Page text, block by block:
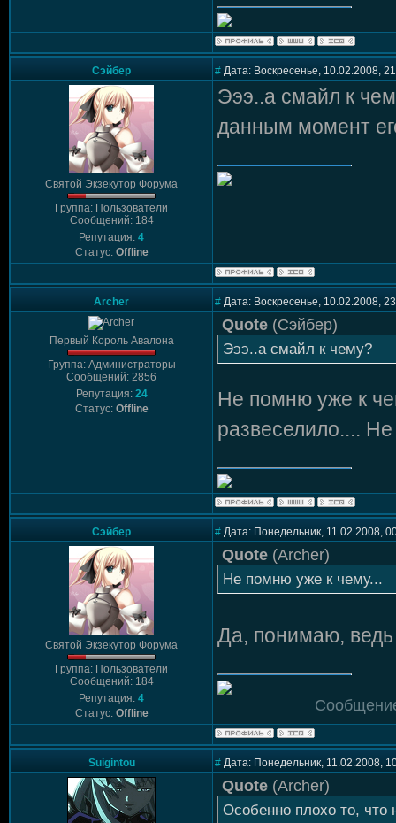
Сэйбер # Дата: Воскресенье, 10.02.2008,
Святой Экзекутор Форума
Группа: Пользователи
Сообщений: 184
Репутация: 4
Статус: Offline
Эээ..а смайл к
данным момент
Archer # Дата: Воскресенье, 10.02.2008,
Первый Король Авалона
Группа: Администраторы
Сообщений: 2856
Репутация: 24
Статус: Offline
Quote (Сэйбер)
Эээ..а смайл к чему?
Не помню уже к
развеселило....
Сэйбер # Дата: Понедельник, 11.02.2008,
Святой Экзекутор Форума
Группа: Пользователи
Сообщений: 184
Репутация: 4
Статус: Offline
Quote (Archer)
Не помню уже к чему...
Да, понимаю,
Suigintou # Дата: Понедельник, 11.02.2008,
Quote (Archer)
Особенно плохо то, что